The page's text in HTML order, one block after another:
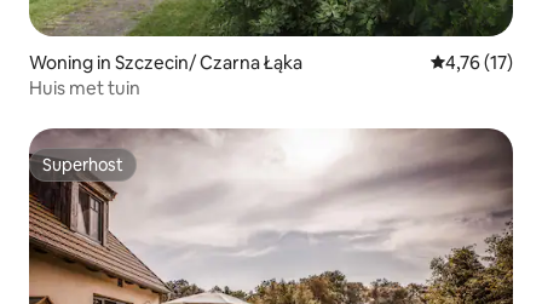
Woning in Szczecin/ Czarna Łąka Gemiddelde
4,76 (17)
Huis met tuin
Superhost
Superhost